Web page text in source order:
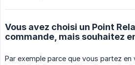
Vous avez choisi un Point
commande, mais souhaitez
Par exemple parce que vous partez en